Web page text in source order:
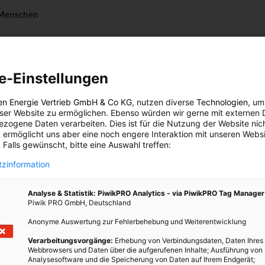
gar logischen Grund, die Komplexität unseres Lebens
dadurch die Konten gewisser Leute mit gigantischen
sich um einen irrwitzigen Popanz, eben jenen Fetisch, der zuvor
geführt hat. An genau dieser Schwelle zum Absturz stehen
die industrialisierte Landwirtschaft haben die
gemacht. Sie haben die Böden, das Wasser, die Luft und die
teurer zu stehen, durch alle Folgekosten und die wahren
angebaute Nahrung. Atomstrom ist die teuerste
hat, die Nutzung von Erdöl hat in den letzten einhundert Jahren
Energienutzung zuvor. Gleichwohl haben einige Wenige
Fortsetzung des Feudalismus in den Zeiten der Aufklärung,
Staunen macht.
Einstellungen
Energie Vertrieb GmbH & Co KG, nutzen diverse Technologien,
Website zu ermöglichen. Ebenso würden wir gerne mit externen
Daten verarbeiten. Dies ist für die Nutzung der Website
ermöglicht uns aber eine noch engere Interaktion mit unseren
Falls gewünscht, bitte eine Auswahl treffen:
Analyse & Statistik: PiwikPRO Analytics - via PiwikPRO Tag Manager
Piwik PRO GmbH, Deutschland
Anonyme Auswertung zur Fehlerbehebung und Weiterentwicklung
Verarbeitungsvorgänge: Erhebung von Verbindungsdaten, Daten Ihres
Webbrowsers und Daten über die aufgerufenen Inhalte; Ausführung von
Analysesoftware und die Speicherung von Daten auf Ihrem Endgerät;